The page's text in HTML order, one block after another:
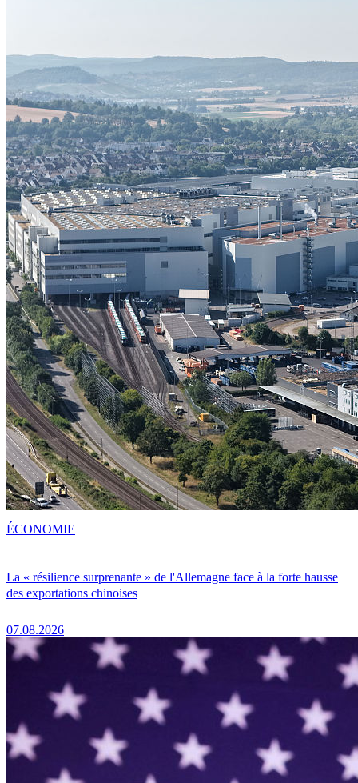
La « résilience surprenante » de l'Allemagne face à la forte hausse
des exportations chinoises
07.08.2026
ÉCONOMIE